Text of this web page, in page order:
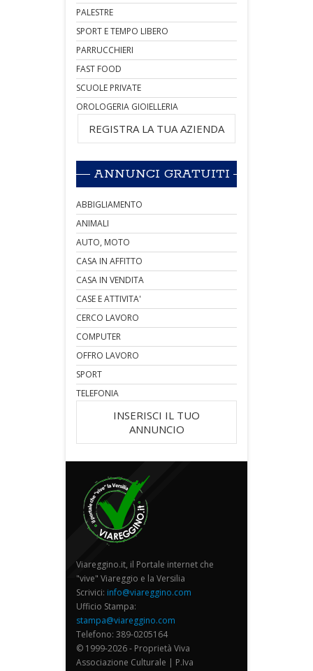
PALESTRE
SPORT E TEMPO LIBERO
PARRUCCHIERI
FAST FOOD
SCUOLE PRIVATE
OROLOGERIA GIOIELLERIA
REGISTRA LA TUA AZIENDA
ANNUNCI GRATUITI
ABBIGLIAMENTO
ANIMALI
AUTO, MOTO
CASA IN AFFITTO
CASA IN VENDITA
CASE E ATTIVITA'
CERCO LAVORO
COMPUTER
OFFRO LAVORO
SPORT
TELEFONIA
INSERISCI IL TUO
ANNUNCIO
Viareggino.it, il Portale internet che
"vive" Viareggio e la Versilia
Scrivici: info@viareggino.com
Ufficio Stampa:
stampa@viareggino.com
Telefono: 389-0205164
© 1999-2026 - Proprietà Viva
Associazione Culturale | P.Iva